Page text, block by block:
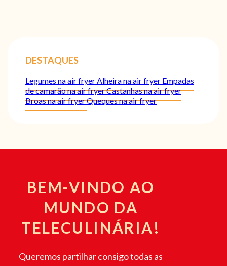
DESTAQUES
Legumes na air fryerAlheira na air fryer Empadas
de camarão na air fryerCastanhas na air fryer
Broas na air fryerQueques na air fryer
BEM-VINDO AO
MUNDO DA
TELECULINÁRIA!
Queremos partilhar consigo todas as